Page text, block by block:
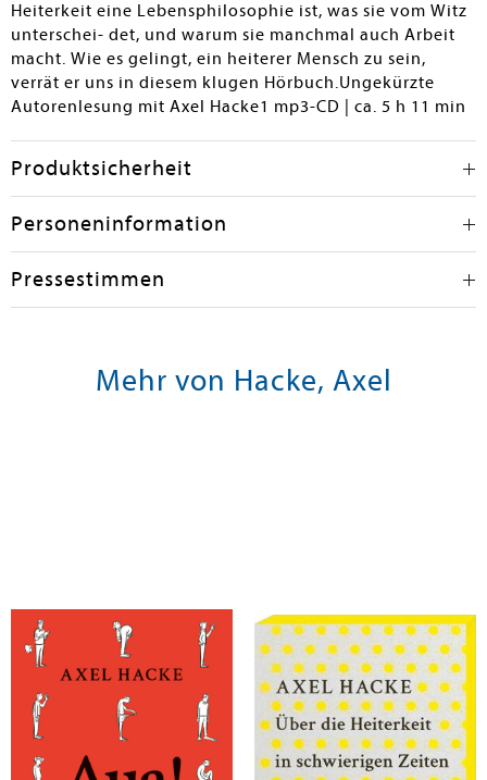
Heiterkeit eine Lebensphilosophie ist, was sie vom Witz
unterschei- det, und warum sie manchmal auch Arbeit
macht. Wie es gelingt, ein heiterer Mensch zu sein,
verrät er uns in diesem klugen Hörbuch.Ungekürzte
Autorenlesung mit Axel Hacke1 mp3-CD | ca. 5 h 11 min
Produktsicherheit
Personeninformation
Pressestimmen
Mehr von Hacke, Axel